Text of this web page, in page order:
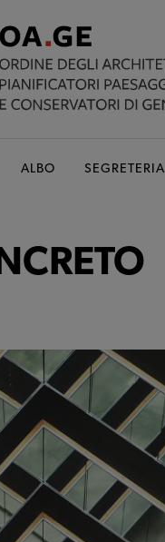
ALBO SEGRETERIA